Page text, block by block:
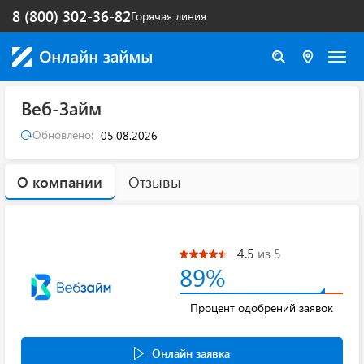
Горячая линия
8 (800) 302-36-82
Веб-Займ
Обновлено: 05.08.2026
О компании Отзывы
4.5 из 5
89%
Процент одобрений заявок
Онлайн заявка